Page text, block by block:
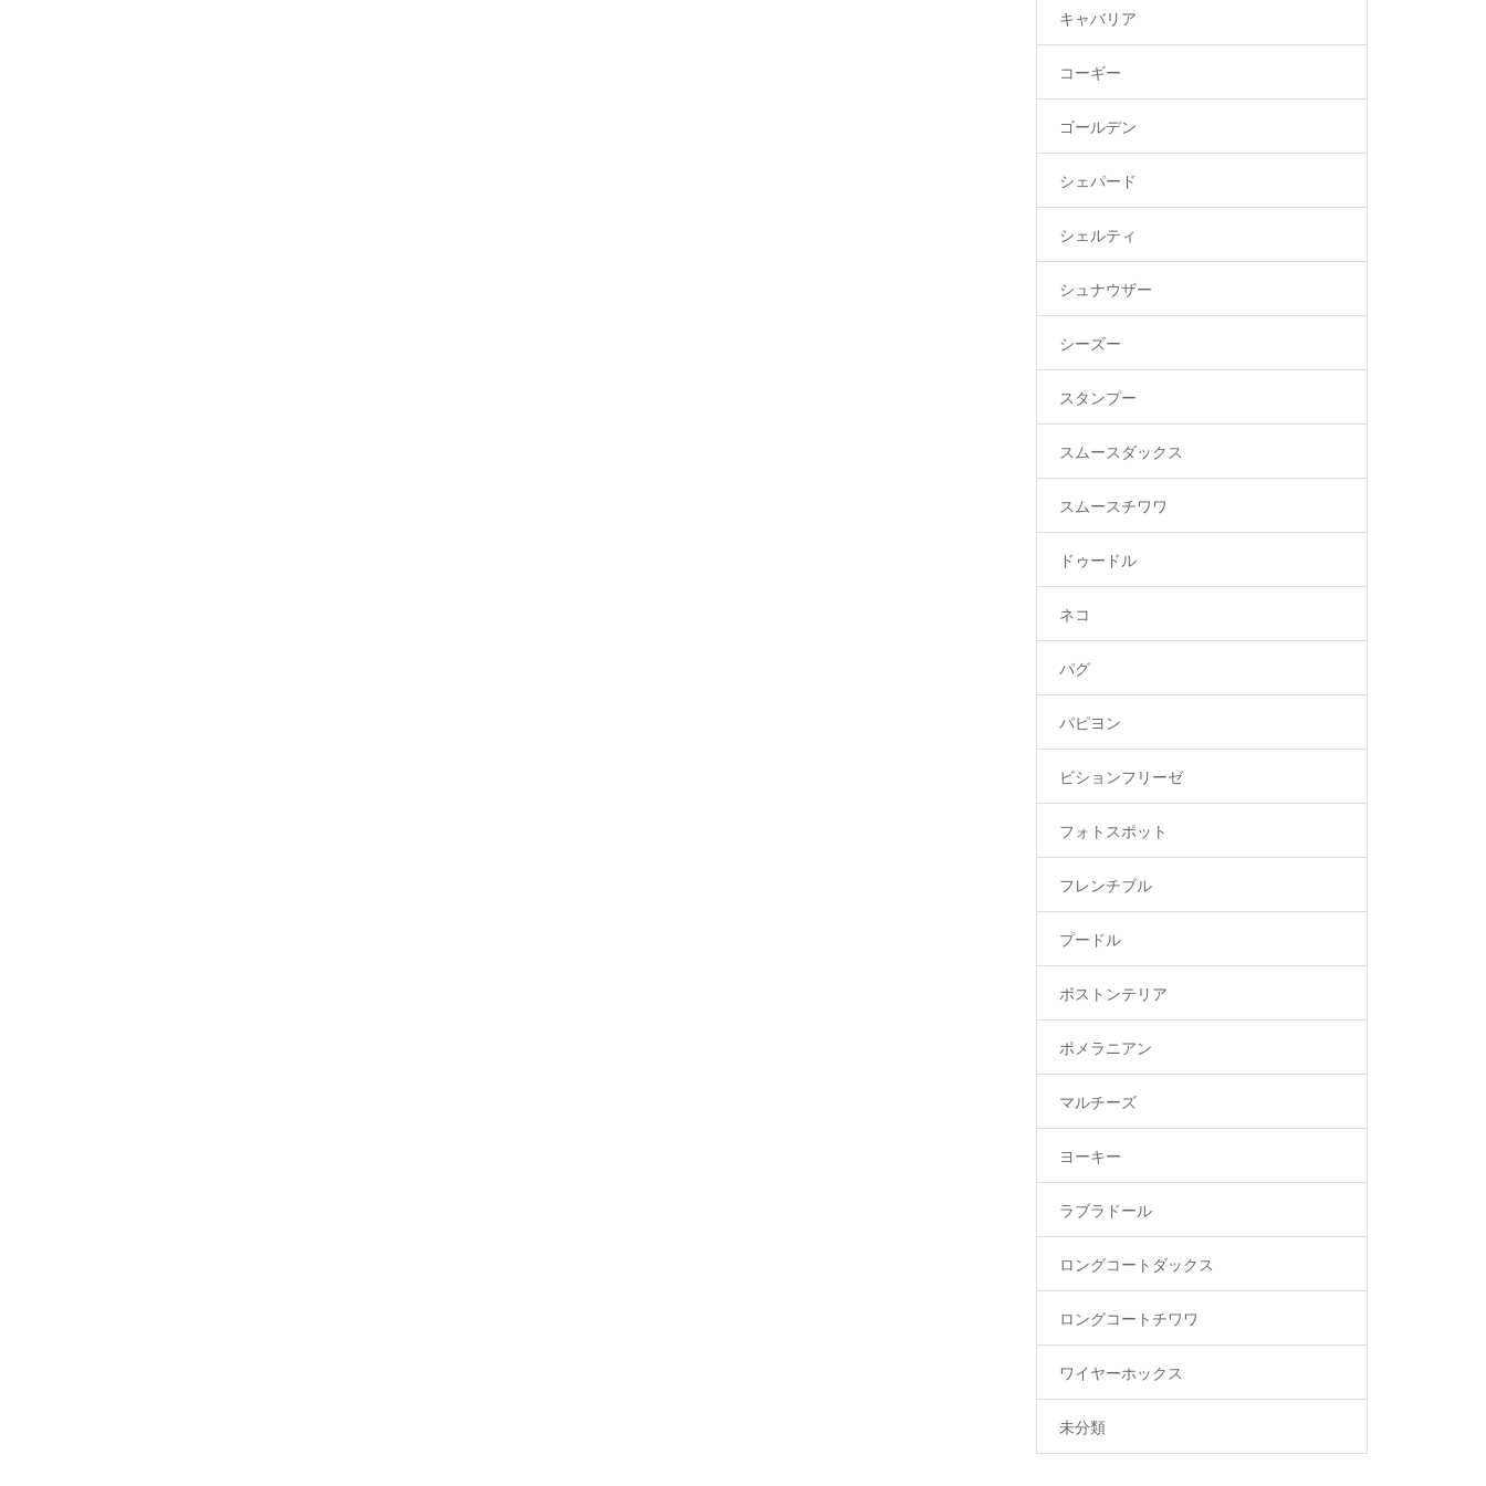
キャバリア
コーギー
ゴールデン
シェパード
シェルティ
シュナウザー
シーズー
スタンプー
スムースダックス
スムースチワワ
ドゥードル
ネコ
パグ
パピヨン
ビションフリーゼ
フォトスポット
フレンチブル
プードル
ボストンテリア
ポメラニアン
マルチーズ
ヨーキー
ラブラドール
ロングコートダックス
ロングコートチワワ
ワイヤーホックス
未分類